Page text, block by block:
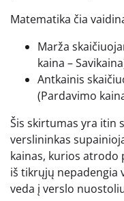
Matematika čia
Marža
kaina –
Antkainis
(Pardavimo
Šis skirtumas yra itin
verslininkas
kainas, kurios atrodo
iš tikrųjų nepadengia
veda į verslo